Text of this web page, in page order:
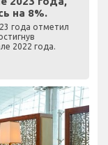
на 8%.
года отметил
2022 года.